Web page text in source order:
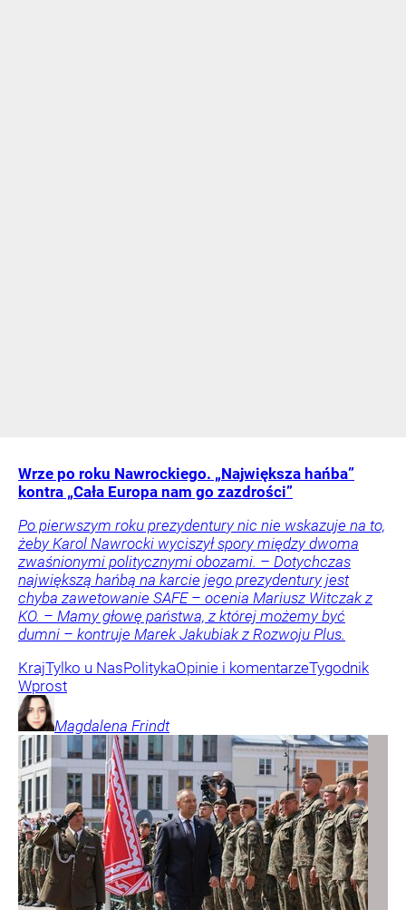
Wrze po roku Nawrockiego. „Największa hańba”
kontra „Cała Europa nam go zazdrości”
Po pierwszym roku prezydentury nic nie wskazuje na to,
żeby Karol Nawrocki wyciszył spory między dwoma
zwaśnionymi politycznymi obozami. – Dotychczas
największą hańbą na karcie jego prezydentury jest
chyba zawetowanie SAFE – ocenia Mariusz Witczak z
KO. – Mamy głowę państwa, z której możemy być
dumni – kontruje Marek Jakubiak z Rozwoju Plus.
KrajTylko u NasPolitykaOpinie i komentarzeTygodnik
Wprost
Magdalena Frindt